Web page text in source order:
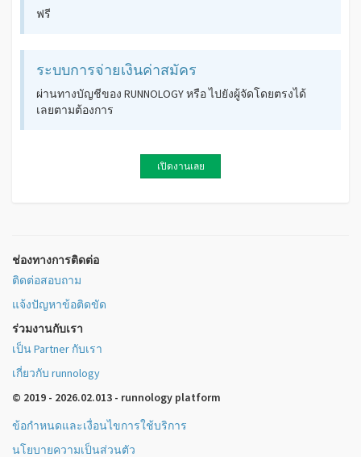
ฟรี
ระบบการจ่ายเงินค่าสมัคร
ผ่านทางบัญชีของ RUNNOLOGY หรือ ไปยังผู้จัดโดยตรงได้
เลยตามต้องการ
เปิดงานเลย
ช่องทางการติดต่อ
ติดต่อสอบถาม
แจ้งปัญหาข้อติดขัด
ร่วมงานกับเรา
เป็น Partner กับเรา
เกี่ยวกับ runnology
© 2019 - 2026.02.013 - runnology platform
ข้อกำหนดและเงื่อนไขการใช้บริการ
นโยบายความเป็นส่วนตัว